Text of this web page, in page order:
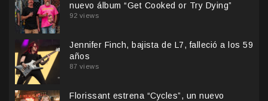
nuevo álbum “Get Cooked or Try Dying”
92 views
Jennifer Finch, bajista de L7, falleció a los 59
años
87 views
Florissant estrena “Cycles”, un nuevo